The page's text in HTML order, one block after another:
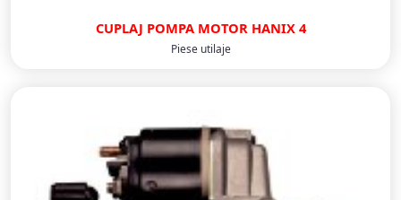
CUPLAJ POMPA MOTOR HANIX 4
Piese utilaje